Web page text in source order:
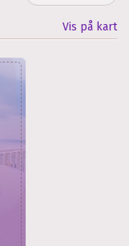
Vis på kart